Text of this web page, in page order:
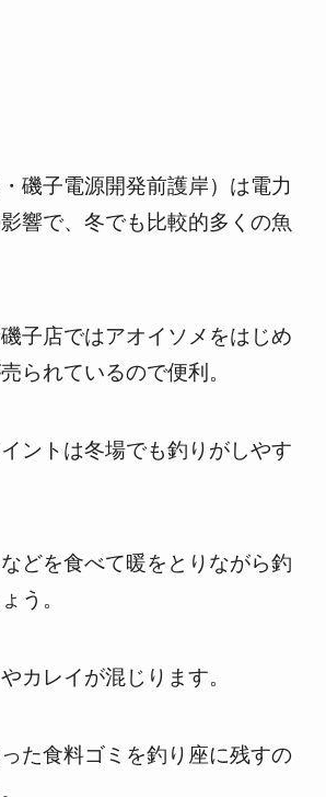
磯子電源開発前護岸）は電力
響で、冬でも比較的多くの魚
子店ではアオイソメをはじめ
られているので便利。
ントは冬場でも釣りがしやす
どを食べて暖をとりながら釣
う。
カレイが混じります。
た食料ゴミを釣り座に残すの